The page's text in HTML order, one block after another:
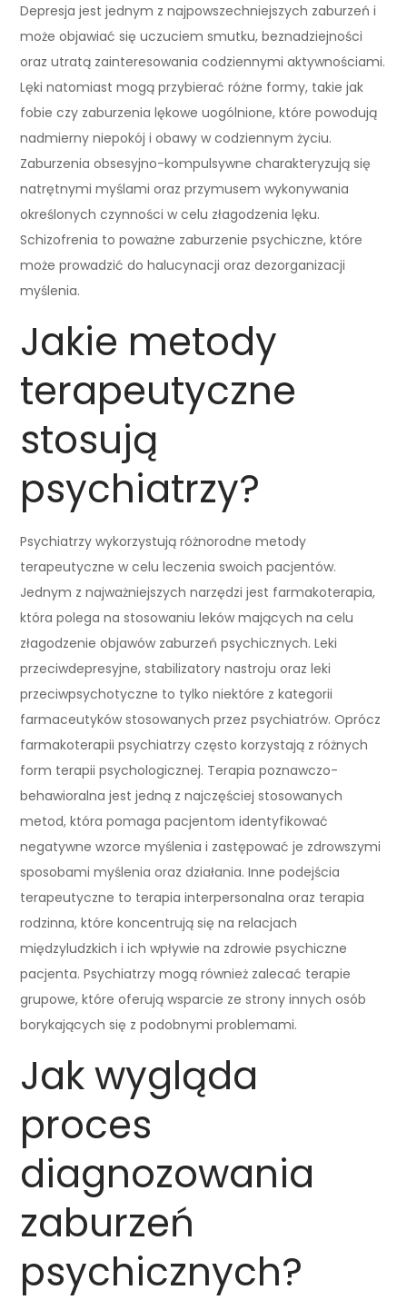
Depresja jest jednym z najpowszechniejszych zaburzeń i
może objawiać się uczuciem smutku, beznadziejności
oraz utratą zainteresowania codziennymi aktywnościami.
Lęki natomiast mogą przybierać różne formy, takie jak
fobie czy zaburzenia lękowe uogólnione, które powodują
nadmierny niepokój i obawy w codziennym życiu.
Zaburzenia obsesyjno-kompulsywne charakteryzują się
natrętnymi myślami oraz przymusem wykonywania
określonych czynności w celu złagodzenia lęku.
Schizofrenia to poważne zaburzenie psychiczne, które
może prowadzić do halucynacji oraz dezorganizacji
myślenia.
Jakie metody
terapeutyczne
stosują
psychiatrzy?
Psychiatrzy wykorzystują różnorodne metody
terapeutyczne w celu leczenia swoich pacjentów.
Jednym z najważniejszych narzędzi jest farmakoterapia,
która polega na stosowaniu leków mających na celu
złagodzenie objawów zaburzeń psychicznych. Leki
przeciwdepresyjne, stabilizatory nastroju oraz leki
przeciwpsychotyczne to tylko niektóre z kategorii
farmaceutyków stosowanych przez psychiatrów. Oprócz
farmakoterapii psychiatrzy często korzystają z różnych
form terapii psychologicznej. Terapia poznawczo-
behawioralna jest jedną z najczęściej stosowanych
metod, która pomaga pacjentom identyfikować
negatywne wzorce myślenia i zastępować je zdrowszymi
sposobami myślenia oraz działania. Inne podejścia
terapeutyczne to terapia interpersonalna oraz terapia
rodzinna, które koncentrują się na relacjach
międzyludzkich i ich wpływie na zdrowie psychiczne
pacjenta. Psychiatrzy mogą również zalecać terapie
grupowe, które oferują wsparcie ze strony innych osób
borykających się z podobnymi problemami.
Jak wygląda
proces
diagnozowania
zaburzeń
psychicznych?